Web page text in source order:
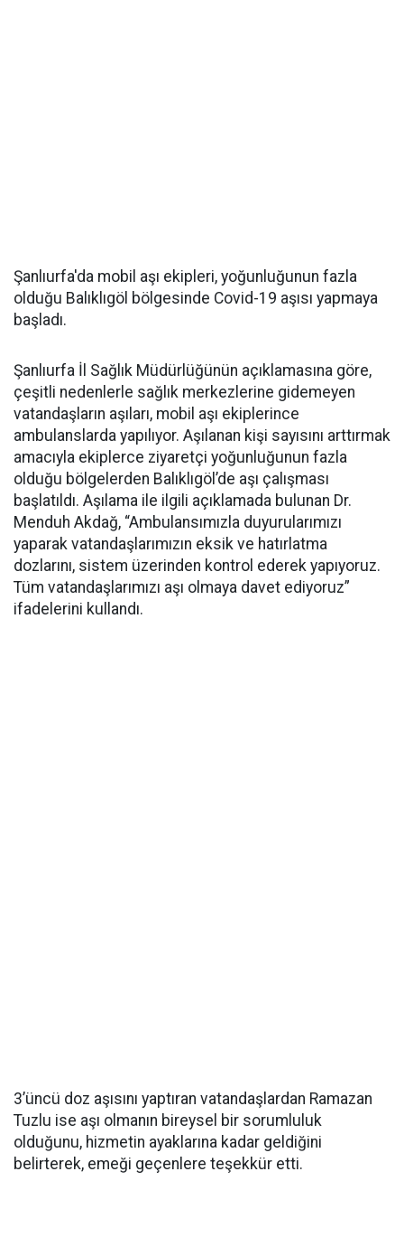
Şanlıurfa'da mobil aşı ekipleri, yoğunluğunun fazla
olduğu Balıklıgöl bölgesinde Covid-19 aşısı yapmaya
başladı.
Şanlıurfa İl Sağlık Müdürlüğünün açıklamasına göre,
çeşitli nedenlerle sağlık merkezlerine gidemeyen
vatandaşların aşıları, mobil aşı ekiplerince
ambulanslarda yapılıyor. Aşılanan kişi sayısını arttırmak
amacıyla ekiplerce ziyaretçi yoğunluğunun fazla
olduğu bölgelerden Balıklıgöl’de aşı çalışması
başlatıldı. Aşılama ile ilgili açıklamada bulunan Dr.
Menduh Akdağ, “Ambulansımızla duyurularımızı
yaparak vatandaşlarımızın eksik ve hatırlatma
dozlarını, sistem üzerinden kontrol ederek yapıyoruz.
Tüm vatandaşlarımızı aşı olmaya davet ediyoruz”
ifadelerini kullandı.
3’üncü doz aşısını yaptıran vatandaşlardan Ramazan
Tuzlu ise aşı olmanın bireysel bir sorumluluk
olduğunu, hizmetin ayaklarına kadar geldiğini
belirterek, emeği geçenlere teşekkür etti.